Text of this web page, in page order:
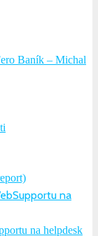
Baník – Michal
na helpdesk